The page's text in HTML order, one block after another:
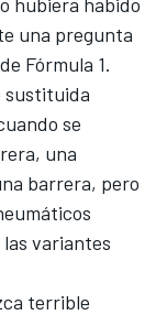
una pregunta
Fórmula 1.
sustituida
se
una
barrera, pero
variantes
terrible